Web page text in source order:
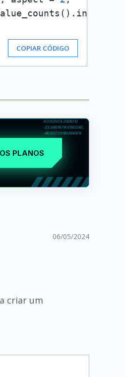
( ) .index,
COPIAR CÓDIGO
PLANOS
06/05/2024
criar um